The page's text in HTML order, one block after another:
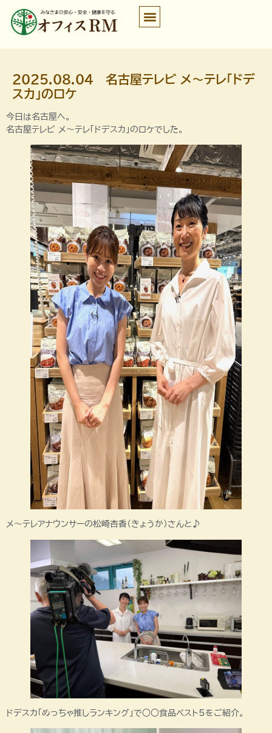
2025.08.04 名古屋テレビ メ～テレ「ドデ
スカ」のロケ
今日は名古屋へ。
名古屋テレビ メ～テレ「ドデスカ」のロケでした。
メ～テレアナウンサーの松崎杏香（きょうか）さんと♪
ドデスカ「めっちゃ推しランキング」で○○食品ベスト5をご紹介。